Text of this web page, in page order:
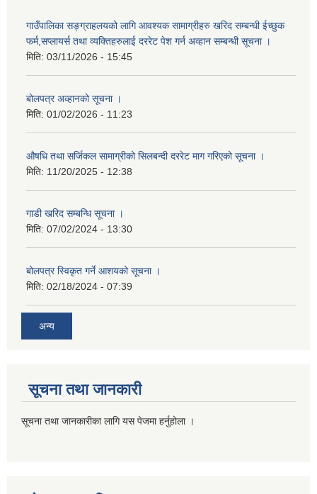
गाउँपालिका सङ्ग्राहलयको लागि आवश्यक सामाग्रीहरु खरिद सम्बन्धी ईच्छुक
फर्म,सप्लायर्स तथा व्यक्तिहरुलाई दररेट पेश गर्न अव्हान सम्बन्धी सूचना ।
मिति: 03/11/2026 - 15:45
बोलपत्र अव्हानको सूचना ।
मिति: 01/02/2026 - 11:23
औषधि तथा सर्जिकल सामाग्रीको सिलबन्दी दररेट माग गरिएको सूचना ।
मिति: 11/20/2025 - 12:38
गाडी खरिद सम्बन्धि सूचना ।
मिति: 07/02/2024 - 13:30
बोलपत्र स्विकृत गर्ने आशयको सूचना ।
मिति: 02/18/2024 - 07:39
अन्य
सूचना तथा जानकारी
सूचना तथा जानकारीका लागि यस पेजमा हर्नुहोला ।